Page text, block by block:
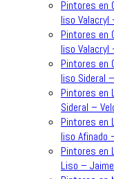
Pintores en
liso Valacryl
Pintores en
liso Valacryl
Pintores en
liso Sideral
Pintores en
Sideral –
Pintores en
liso Afinado
Pintores en
Liso – Jaime